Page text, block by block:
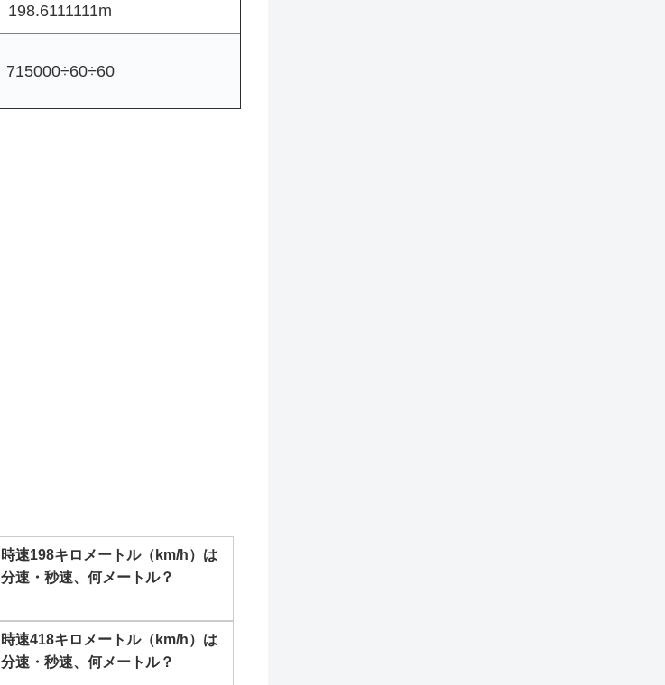
198.6111111m
715000÷60÷60
時速198キロメートル（km/h）は
分速・秒速、何メートル？
時速418キロメートル（km/h）は
分速・秒速、何メートル？